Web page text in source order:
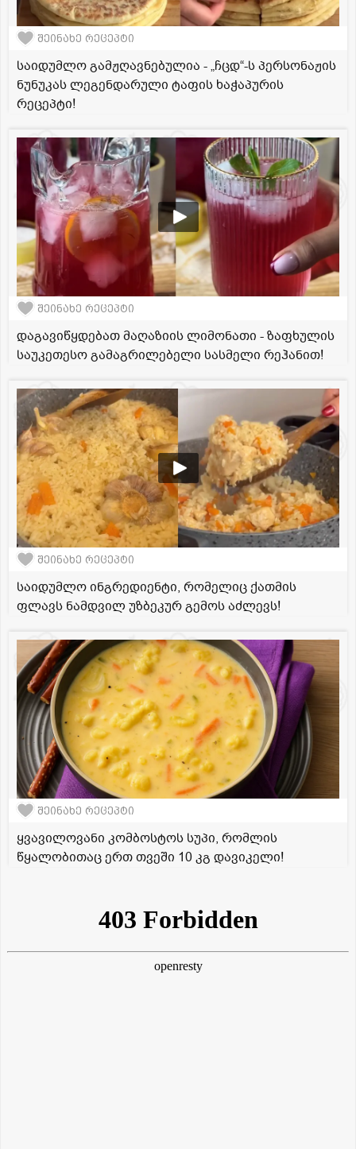
შეინახე რეცეპტი
საიდუმლო გამჟღავნებულია - „ჩცდ“-ს პერსონაჟის
ნუნუკას ლეგენდარული ტაფის ხაჭაპურის
რეცეპტი!
შეინახე რეცეპტი
დაგავიწყდებათ მაღაზიის ლიმონათი - ზაფხულის
საუკეთესო გამაგრილებელი სასმელი რეჰანით!
შეინახე რეცეპტი
საიდუმლო ინგრედიენტი, რომელიც ქათმის
ფლავს ნამდვილ უზბეკურ გემოს აძლევს!
შეინახე რეცეპტი
ყვავილოვანი კომბოსტოს სუპი, რომლის
წყალობითაც ერთ თვეში 10 კგ დავიკელი!